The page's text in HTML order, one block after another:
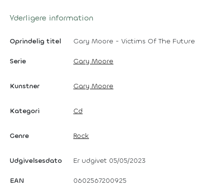
Yderligere information
Oprindelig titel Gary Moore - Victims Of The Future
Serie Gary Moore
Kunstner Gary Moore
Kategori Cd
Genre Rock
Udgivelsesdato Er udgivet 05/05/2023
EAN 0602567200925